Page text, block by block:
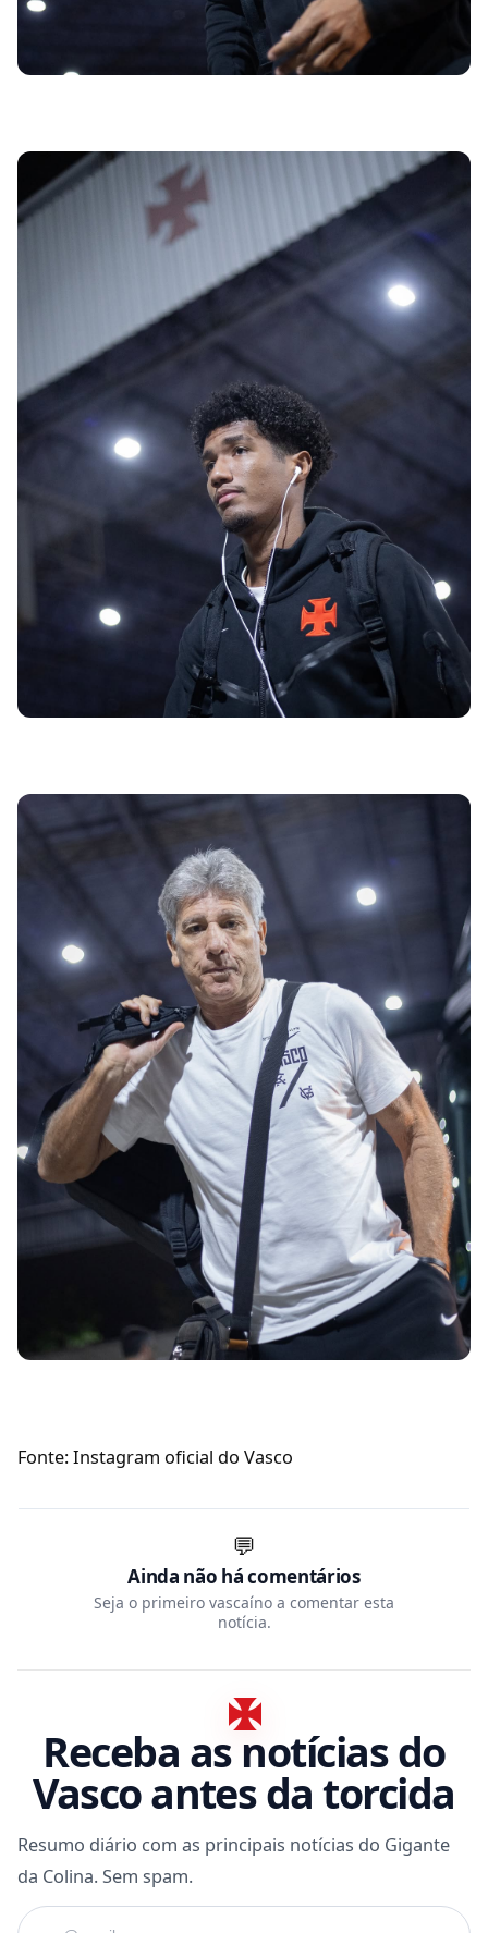
Fonte: Instagram oficial do Vasco
💬
Ainda não há comentários
Seja o primeiro vascaíno a comentar esta
notícia.
Receba as notícias do
Vasco antes da torcida
Resumo diário com as principais notícias do Gigante
da Colina. Sem spam.
Seu e-mail